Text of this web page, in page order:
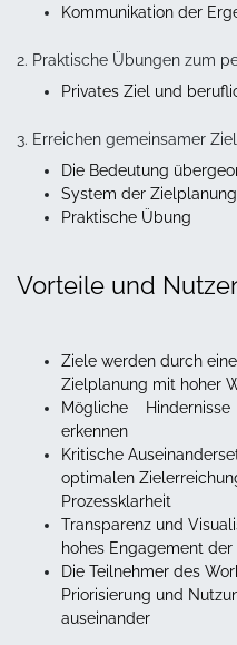
Kommunikation der
2. Praktische Übungen zum
Privates Ziel und
3. Erreichen gemeinsamer
Die Bedeutung
System der
Praktische Übung
Vorteile und
Ziele werden durch
Zielplanung mit hoher
Mögliche
erkennen
Kritische
optimalen
Prozessklarheit
Transparenz und
hohes Engagement
Die Teilnehmer des
Priorisierung und
auseinander